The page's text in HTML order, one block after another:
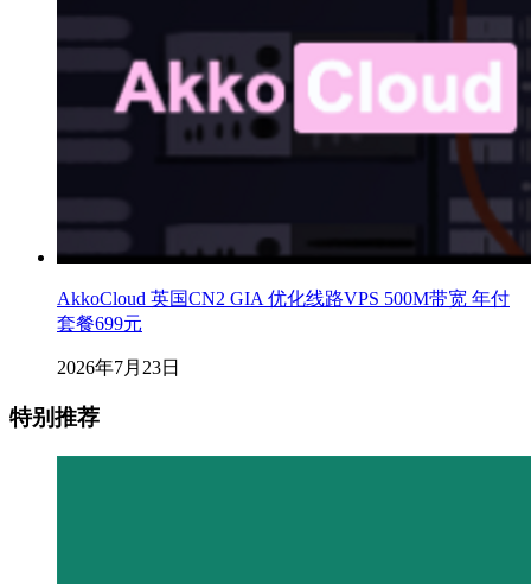
AkkoCloud 英国CN2 GIA 优化线路VPS 500M带宽 年付
套餐699元
2026年7月23日
特别推荐